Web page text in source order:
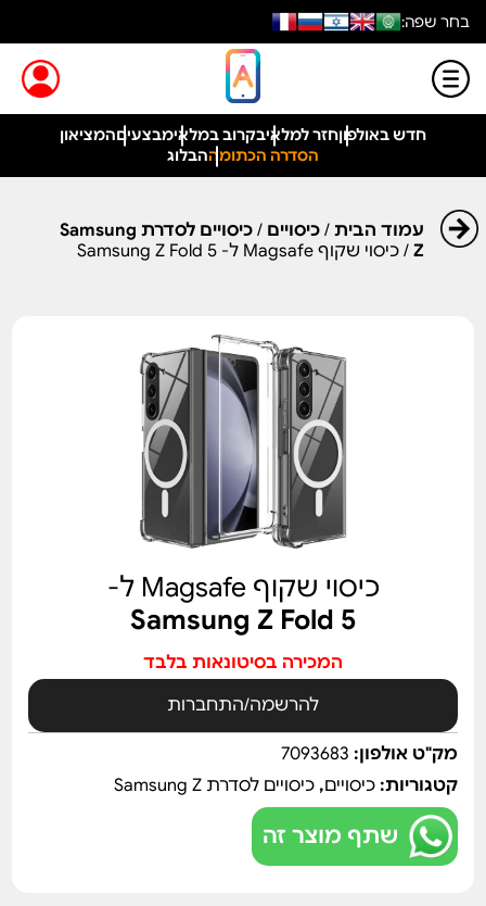
בחר שפה:
חדש באולפוןחזר למלאיבקרוב במלאימבצעיםהמציאון
הסדרה הכתומההבלוג
עמוד הבית/ כיסויים /
כיסויים לסדרת Samsung
Z/ כיסוי שקוף Magsafe ל- Samsung Z Fold 5
כיסוי שקוף Magsafe ל-
Samsung Z Fold 5
המכירה בסיטונאות בלבד
להרשמה/התחברות
מק"ט אולפון: 7093683
קטגוריות:כיסויים,כיסויים לסדרת Samsung Z
שתף מוצר זה